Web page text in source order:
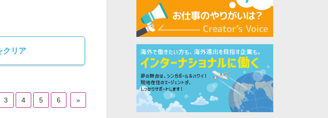
ミキサー
ーディングエンジニア
響監督
ポスプロ営業
タイズ 技術デスク
クリア
3 4 5 6 »